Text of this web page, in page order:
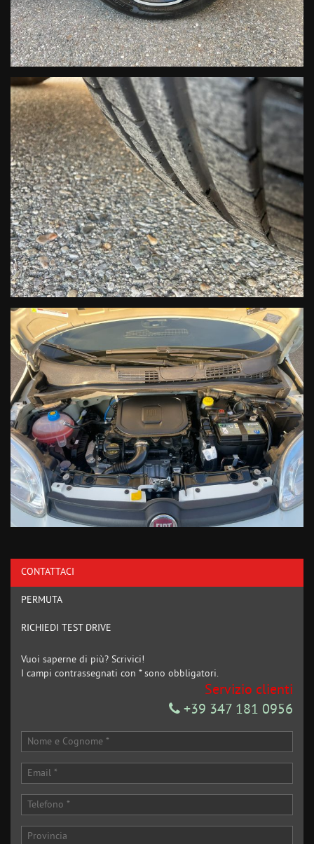
CONTATTACI
PERMUTA
RICHIEDI TEST DRIVE
Vuoi saperne di più? Scrivici!
I campi contrassegnati con * sono obbligatori.
Servizio clienti
+39 347 181 0956